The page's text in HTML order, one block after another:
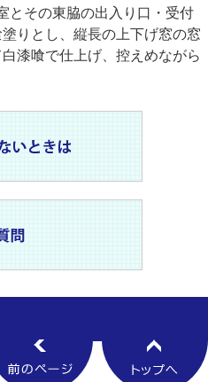
とその東脇の出入り口・受付
りとし、縦長の上下げ窓の窓
漆喰で仕上げ、控えめながら